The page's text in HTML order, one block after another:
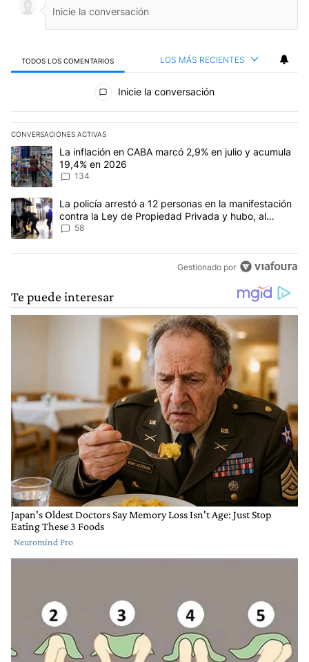
TODOS LOS COMENTARIOS LOS MÁS RECIENTES
Todos los comentarios
Inicie la conversación
CONVERSACIONES ACTIVAS
Este listado muestra los artículos con más comentarios en los
Un artículo de tendencia con el título "La inflación en CABA
La inflación en CABA marcó 2,9% en julio y acumula
19,4% en 2026
134
Un artículo de tendencia con el título "La policía arrestó a 12
La policía arrestó a 12 personas en la manifestación
contra la Ley de Propiedad Privada y hubo, al
menos, 3 agentes heridos
58
Gestionado por